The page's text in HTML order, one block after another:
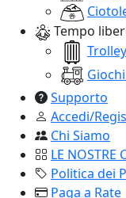
Tempo
Supporto
Accedi/
Chi Siamo
LE NOSTRE
Politica dei
Paga a Rate